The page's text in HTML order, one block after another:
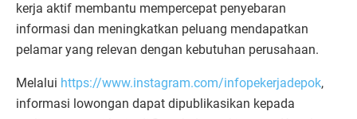
kerja aktif membantu mempercepat penyebaran
informasi dan meningkatkan peluang mendapatkan
pelamar yang relevan dengan kebutuhan perusahaan.
Melalui https://www.instagram.com/infopekerjadepok,
informasi lowongan dapat dipublikasikan kepada